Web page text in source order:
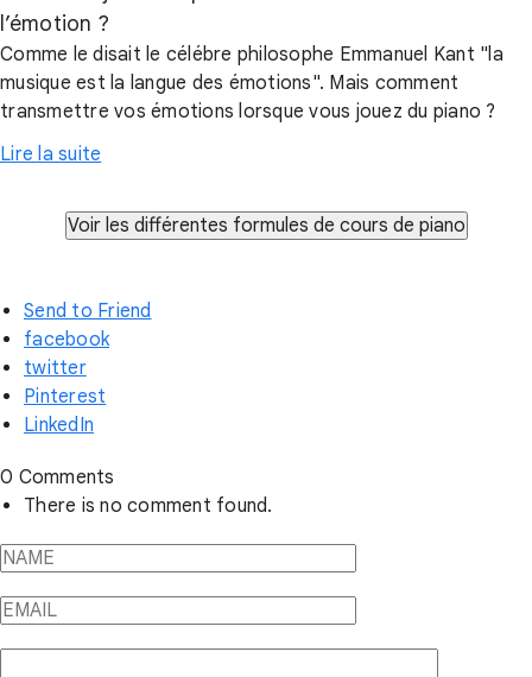
l’émotion ?
Comme le disait le célébre philosophe Emmanuel Kant "la
musique est la langue des émotions". Mais comment
transmettre vos émotions lorsque vous jouez du piano ?
Lire la suite
Send to Friend
facebook
twitter
Pinterest
LinkedIn
0 Comments
There is no comment found.